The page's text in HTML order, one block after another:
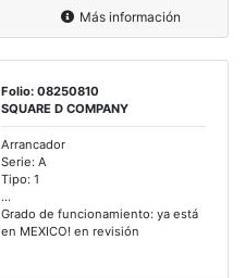
Más información
Folio: 08250810
SQUARE D COMPANY
Arrancador
Serie: A
Tipo: 1
...
Grado de funcionamiento: ya está
en MEXICO! en revisión